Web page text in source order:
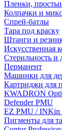
Пленки,
Колпачки и
Спрей-батлы
Тара под краску
Штанги и
Искусственная
Стерильность и
Перманент
Машинки для
Картриджи для
KWADRON
Defender PMU
EZ PMU / INKin
Пигменты для